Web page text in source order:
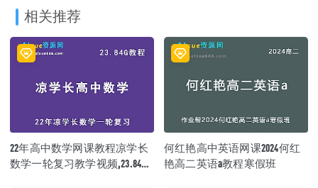
相关推荐
22年高中数学网课教程凉学长
数学一轮复习教学视频,23.84G
何红艳高中英语网课2024何红
艳高二英语a教程寒假班